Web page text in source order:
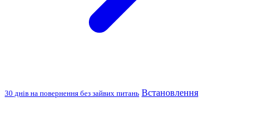
30 днів на повернення без зайвих питань Встановлення